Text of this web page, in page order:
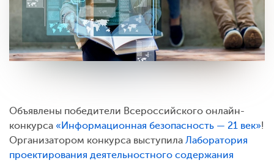
Объявлены победители Всероссийского онлайн-
конкурса «Информационная безопасность — 21 век»!
Организатором конкурса выступила Лаборатория
проектирования деятельностного содержания